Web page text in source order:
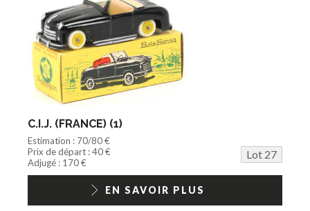
C.I.J. (FRANCE) (1)
Estimation : 70/80 €
Prix de départ : 40 €
Lot 27
Adjugé : 170 €
EN SAVOIR PLUS